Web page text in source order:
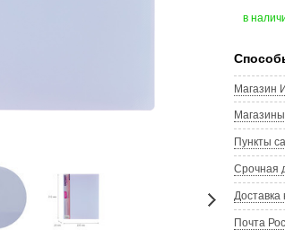
в
Магазин
Пункты
Срочная
Доставка
Почта